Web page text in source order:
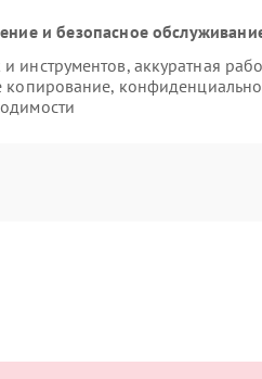
и безопасное
аккуратная